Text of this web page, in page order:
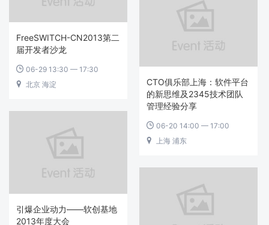
FreeSWITCH-CN2013第二
届开发者沙龙
 06-29 13:30 — 17:30
 北京 海淀
CTO俱乐部上海：软件平台
的新思维及2345技术团队
管理经验分享
 06-20 14:00 — 17:00
 上海 浦东
引爆企业动力——软创基地
2013年度大会